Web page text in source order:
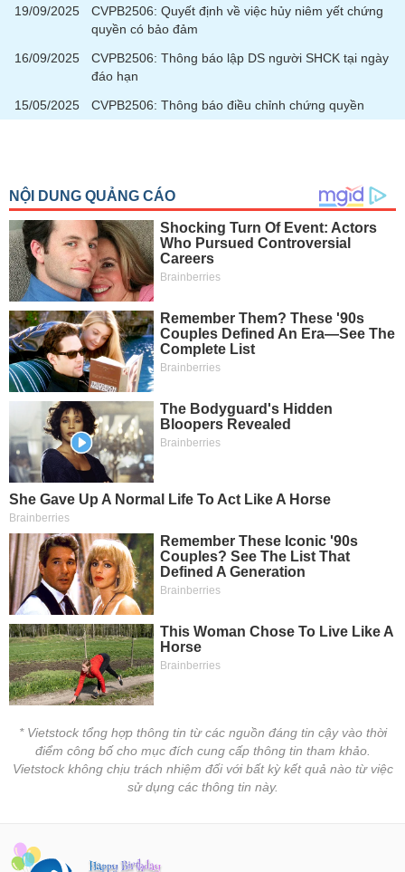
19/09/2025
CVPB2506: Quyết định về việc hủy niêm yết chứng
quyền có bảo đảm
16/09/2025
CVPB2506: Thông báo lập DS người SHCK tại ngày
đáo hạn
15/05/2025
CVPB2506: Thông báo điều chỉnh chứng quyền
* Vietstock tổng hợp thông tin từ các nguồn đáng tin cậy vào thời
điểm công bố cho mục đích cung cấp thông tin tham khảo.
Vietstock không chịu trách nhiệm đối với bất kỳ kết quả nào từ việc
sử dụng các thông tin này.